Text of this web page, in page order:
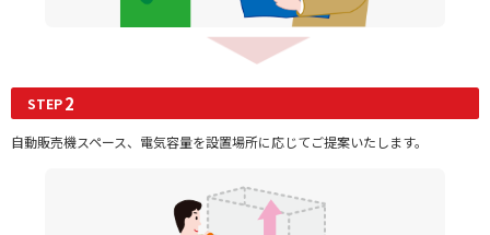
STEP2
自動販売機スペース、電気容量を設置場所に応じてご提案いたします。